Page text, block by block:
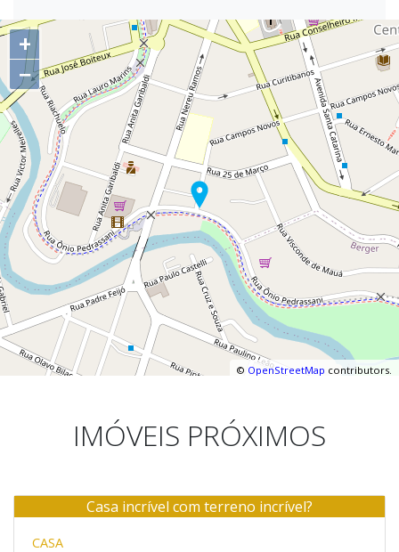
+
−
© OpenStreetMap contributors.
IMÓVEIS PRÓXIMOS
Venda
Casa incrível com terreno incrível?
CASA